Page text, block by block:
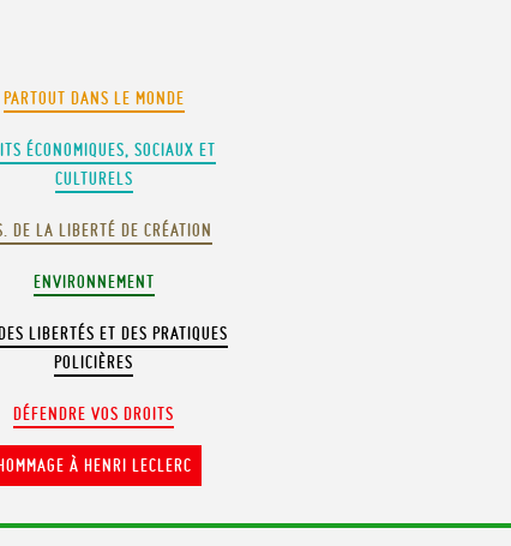
PARTOUT DANS LE MONDE
ÉCONOMIQUES, SOCIAUX ET
CULTURELS
DE LA LIBERTÉ DE CRÉATION
ENVIRONNEMENT
LIBERTÉS ET DES PRATIQUES
POLICIÈRES
DÉFENDRE VOS DROITS
À HENRI LECLERC